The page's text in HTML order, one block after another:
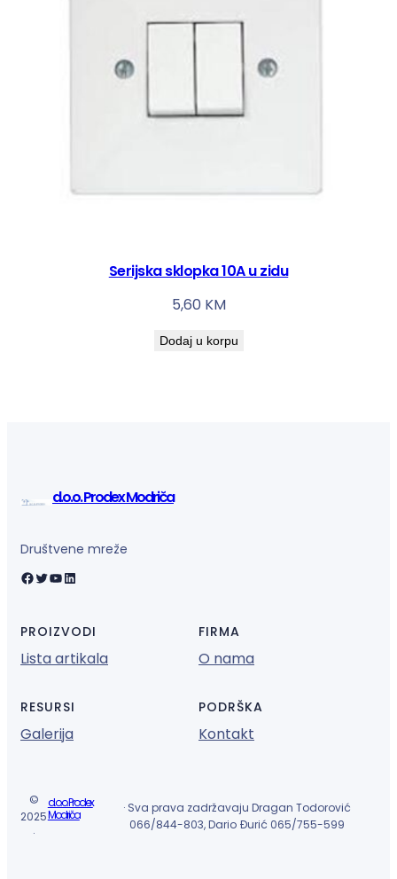
Serijska sklopka 10A u zidu
5,60 KM
Dodaj u korpu
d.o.o. Prodex Modriča
Društvene mreže
Facebook Twitter YouTube LinkedIn
PROIZVODI
Lista artikala
FIRMA
O nama
RESURSI
Galerija
PODRŠKA
Kontakt
©
2025
·
d.o.o. Prodex
Modriča
· Sva prava zadržavaju Dragan Todorović
066/844-803, Dario Đurić 065/755-599